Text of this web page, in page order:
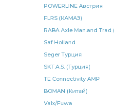
Камера тормозная
КАМАЗ РОДИНА
шарнир реактивной
подшипника КАМАЗ
POWERLINE Австрия
FLRS (КАМАЗ)
RABA Axle Man.and
Saf Holland
Seger Турция
SKT.A.S. (Турция)
TE Connectivity AMP
BOMAN (Китай)
Valx/Fuwa